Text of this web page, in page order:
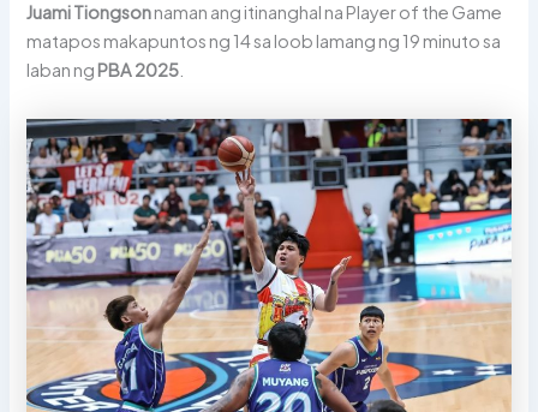
Juami Tiongsonnaman ang itinanghal na Player of the Game
matapos makapuntos ng 14 sa loob lamang ng 19 minuto sa
laban ng PBA 2025